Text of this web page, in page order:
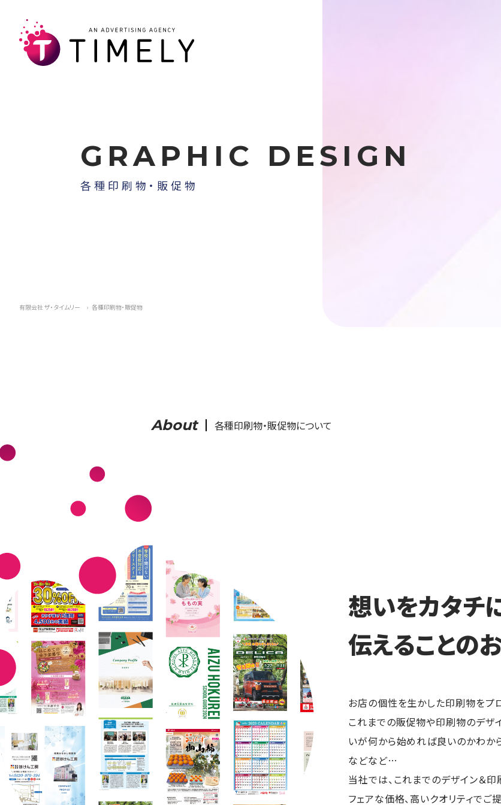
GRAPHIC DESIGN
各種印刷物・販促物
有限会社 ザ・タイムリー › 各種印刷物・販促物
About 各種印刷物・販促物について
想いをカタチ
伝えることの
お店の個性を生かした印刷物をプ
これまでの販促物や印刷物のデザ
いが何から始めれば良いのかわか
などなど…
当社では、これまでのデザイン＆
フェアな価格、高いクオリティでご